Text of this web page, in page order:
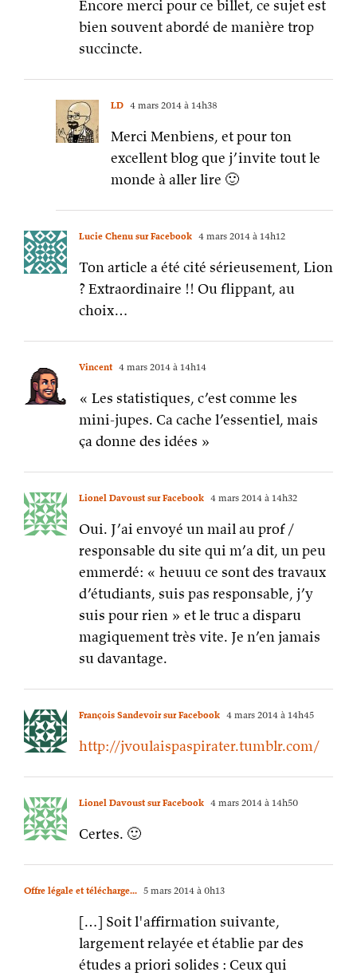
Encore merci pour ce billet, ce sujet est
bien souvent abordé de manière trop
succincte.
LD 4 mars 2014 à 14h38
Merci Menbiens, et pour ton
excellent blog que j’invite tout le
monde à aller lire 🙂
Lucie Chenu sur Facebook 4 mars 2014 à 14h12
Ton article a été cité sérieusement, Lion
? Extraordinaire !! Ou flippant, au
choix…
Vincent 4 mars 2014 à 14h14
« Les statistiques, c’est comme les
mini-jupes. Ca cache l’essentiel, mais
ça donne des idées »
Lionel Davoust sur Facebook 4 mars 2014 à 14h32
Oui. J’ai envoyé un mail au prof /
responsable du site qui m’a dit, un peu
emmerdé: « heuuu ce sont des travaux
d’étudiants, suis pas responsable, j’y
suis pour rien » et le truc a disparu
magiquement très vite. Je n’en jamais
su davantage.
François Sandevoir sur Facebook 4 mars 2014 à 14h45
http://jvoulaispaspirater.tumblr.com/
Lionel Davoust sur Facebook 4 mars 2014 à 14h50
Certes. 🙂
Offre légale et télécharge... 5 mars 2014 à 0h13
[…] Soit l'affirmation suivante,
largement relayée et établie par des
études a priori solides : Ceux qui